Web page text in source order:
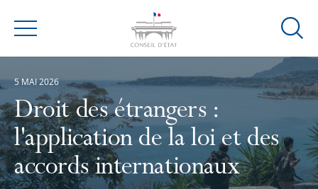
Menu
Ouvrir
de
Droit des étrangers :
l'application de la loi et des
accords internationaux
5 MAI 2026